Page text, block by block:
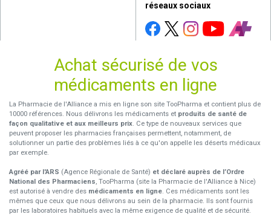
réseaux sociaux
Achat sécurisé de vos
médicaments en ligne
La Pharmacie de l'Alliance a mis en ligne son site TooPharma et contient plus de
10000 références. Nous délivrons les médicaments et produits de santé de
façon qualitative et aux meilleurs prix. Ce type de nouveaux services que
peuvent proposer les pharmacies françaises permettent, notamment, de
solutionner un partie des problèmes liés à ce qu'on appelle les déserts médicaux
par exemple.
Agréé par l'ARS (Agence Régionale de Santé) et déclaré auprès de l’Ordre
National des Pharmaciens, TooPharma (site la Pharmacie de l'Alliance à Nice)
est autorisé à vendre des médicaments en ligne. Ces médicaments sont les
mêmes que ceux que nous délivrons au sein de la pharmacie. Ils sont fournis
par les laboratoires habituels avec la même exigence de qualité et de sécurité.